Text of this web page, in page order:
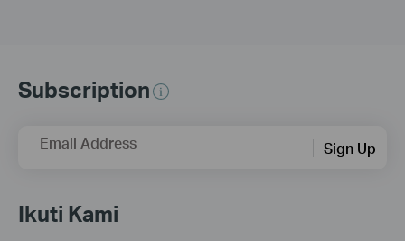
Subscription
Email Address Sign Up
Ikuti Kami